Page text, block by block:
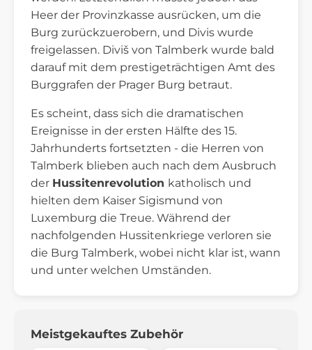
Heer der Provinzkasse ausrücken, um die
Burg zurückzuerobern, und Divis wurde
freigelassen. Diviš von Talmberk wurde bald
darauf mit dem prestigeträchtigen Amt des
Burggrafen der Prager Burg betraut.
Es scheint, dass sich die dramatischen
Ereignisse in der ersten Hälfte des 15.
Jahrhunderts fortsetzten - die Herren von
Talmberk blieben auch nach dem Ausbruch
der Hussitenrevolution katholisch und
hielten dem Kaiser Sigismund von
Luxemburg die Treue. Während der
nachfolgenden Hussitenkriege verloren sie
die Burg Talmberk, wobei nicht klar ist, wann
und unter welchen Umständen.
Meistgekauftes Zubehör